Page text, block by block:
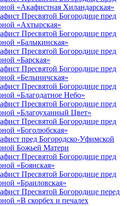
«Акафистная Хиландарская»
Пресвятой Богородице пред
«Ахтырская»
Пресвятой Богородице пред
«Балыкинская»
Пресвятой Богородице пред
«Барская»
Пресвятой Богородице пред
«Белыничская»
Пресвятой Богородице пред
«Благодатное Небо»
Пресвятой Богородице пред
«Благоуханный Цвет»
Пресвятой Богородице пред
«Боголюбская»
пред Богородско-Уфимской
Божьей Матери
Пресвятой Богородице пред
«Боянская»
Пресвятой Богородице пред
«Браиловская»
Пресвятой Богородице перед
«В скорбех и печалех